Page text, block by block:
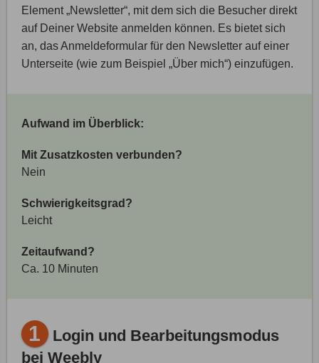
Element „Newsletter“, mit dem sich die Besucher direkt
auf Deiner Website anmelden können. Es bietet sich
an, das Anmeldeformular für den Newsletter auf einer
Unterseite (wie zum Beispiel „Über mich“) einzufügen.
Aufwand im Überblick:
Mit Zusatzkosten verbunden?
Nein
Schwierigkeitsgrad?
Leicht
Zeitaufwand?
Ca. 10 Minuten
1 Login und Bearbeitungsmodus
bei Weebly